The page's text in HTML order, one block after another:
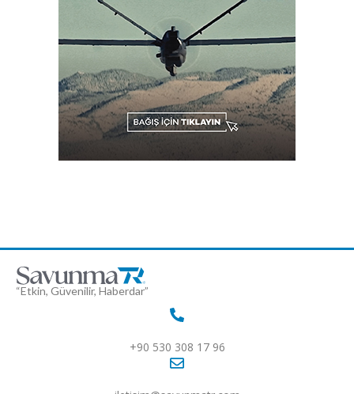
“Etkin, Güvenilir, Haberdar”
+90 530 308 17 96